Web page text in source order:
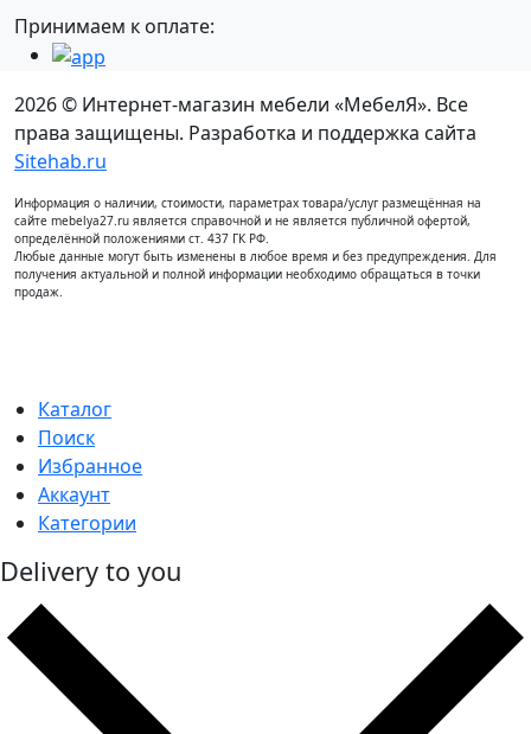
Принимаем к оплате:
2026 © Интернет-магазин мебели «МебелЯ». Все
права защищены. Разработка и поддержка сайта
Sitehab.ru
Информация о наличии, стоимости, параметрах товара/услуг размещённая на
сайте mebelya27.ru является справочной и не является публичной офертой,
определённой положениями ст. 437 ГК РФ.
Любые данные могут быть изменены в любое время и без предупреждения. Для
получения актуальной и полной информации необходимо обращаться в точки
продаж.
Каталог
Поиск
Избранное
Аккаунт
Категории
Delivery to you